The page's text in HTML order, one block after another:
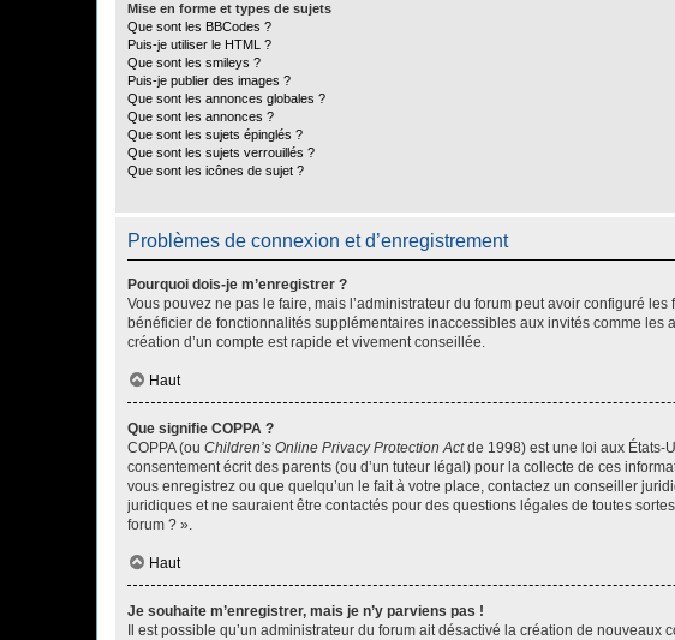
Mise en forme et types de sujets
Que sont les BBCodes ?
Puis-je utiliser le HTML ?
Que sont les smileys ?
Puis-je publier des images ?
Que sont les annonces globales ?
Que sont les annonces ?
Que sont les sujets épinglés ?
Que sont les sujets verrouillés ?
Que sont les icônes de sujet ?
Problèmes de connexion et d’enregistrement
Pourquoi dois-je m’enregistrer ?
Vous pouvez ne pas le faire, mais l’administrateur du forum peut avoir configuré
bénéficier de fonctionnalités supplémentaires inaccessibles aux invités comme
création d’un compte est rapide et vivement conseillée.
Haut
Que signifie COPPA ?
COPPA (ou Children’s Online Privacy Protection Actde 1998) est une loi aux États-
consentement écrit des parents (ou d’un tuteur légal) pour la collecte de ces
vous enregistrez ou que quelqu’un le fait à votre place, contactez un conseiller
juridiques et ne sauraient être contactés pour des questions légales de toutes
forum ? ».
Haut
Je souhaite m’enregistrer, mais je n’y parviens pas !
Il est possible qu’un administrateur du forum ait désactivé la création de